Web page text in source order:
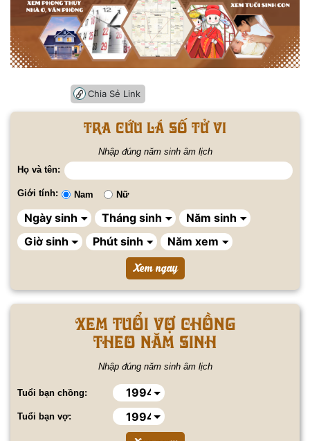
Chia Sẻ Link
Tra cứu lá số tử vi
Nhập đúng năm sinh âm lịch
Họ và tên:
Giới tính: Nam Nữ
Xem tuổi vợ chồng
theo năm sinh
Nhập đúng năm sinh âm lịch
Tuổi bạn chồng:
Tuổi bạn vợ: